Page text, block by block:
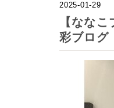
2025-01-29
【なな
彩ブログ